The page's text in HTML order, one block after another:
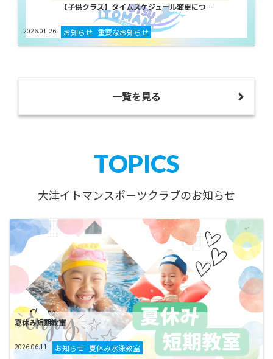
【子供クラス】タイムスケジュール変更につ…
2026.01.26 お知らせ 重要なお知らせ
一覧を見る
TOPICS
大津イトマンスポーツクラブのお知らせ
夏休み短期教室
2026.06.11 お知らせ 夏休み水泳教室